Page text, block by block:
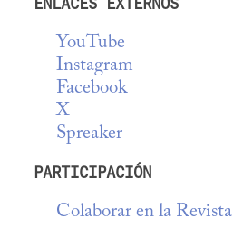
YouTube
Instagram
Facebook
X
Spreaker
PARTICIPACIÓN
Colaborar en la Revista